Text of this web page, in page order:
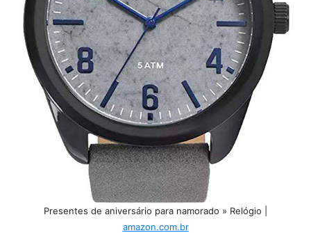
Presentes de aniversário para namorado » Relógio |
amazon.com.br